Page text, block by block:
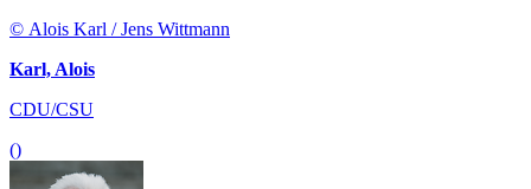
© Alois Karl / Jens Wittmann
Karl, Alois
CDU/CSU
()